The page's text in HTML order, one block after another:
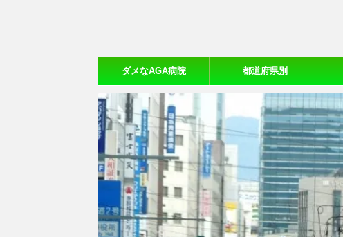
ダメなAGA病院
【20ヵ所体験口コミ】
都道府県別
おすすめAGA病院